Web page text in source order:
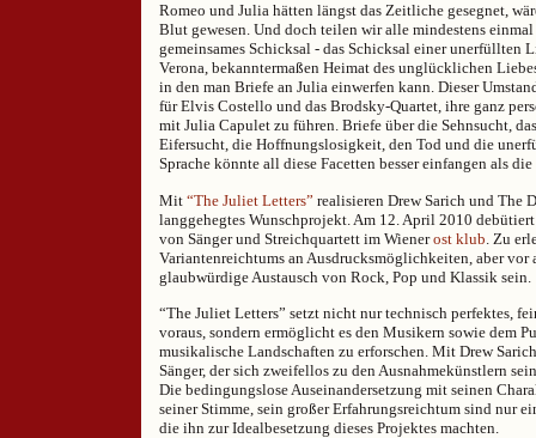
Romeo und Julia hätten längst das Zeitliche gesegnet,
Blut gewesen. Und doch teilen wir alle mindestens
gemeinsames Schicksal - das Schicksal einer unerfüllten
Verona, bekanntermaßen Heimat des unglücklichen
in den man Briefe an Julia einwerfen kann. Dieser
für Elvis Costello und das Brodsky-Quartet, ihre ganz
mit Julia Capulet zu führen. Briefe über die Sehnsucht,
Eifersucht, die Hoffnungslosigkeit, den Tod und die
Sprache könnte all diese Facetten besser einfangen als
Mit “The Juliet Letters” realisieren Drew Sarich und The
langgehegtes Wunschprojekt. Am 12. April 2010
von Sänger und Streichquartett im Wienerost klub . Zu
Variantenreichtums an Ausdrucksmöglichkeiten, aber vor
glaubwürdige Austausch von Rock, Pop und Klassik sein.
“The Juliet Letters” setzt nicht nur technisch perfektes,
voraus, sondern ermöglicht es den Musikern sowie dem
musikalische Landschaften zu erforschen. Mit Drew
Sänger, der sich zweifellos zu den Ausnahmekünstlern
Die bedingungslose Auseinandersetzung mit seinen
seiner Stimme, sein großer Erfahrungsreichtum sind nur
die ihn zur Idealbesetzung dieses Projektes machten.